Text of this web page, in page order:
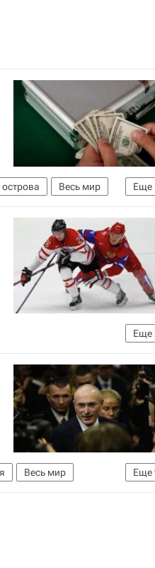
Еще
Весь мир
Еще
Еще
Весь мир